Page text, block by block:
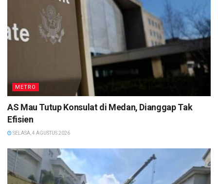
METRO
AS Mau Tutup Konsulat di Medan, Dianggap Tak
Efisien
SELASA, 4 AGUSTUS 2026